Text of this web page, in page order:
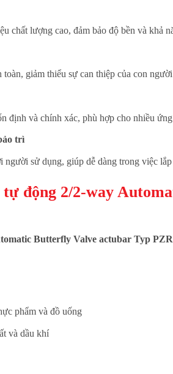
chất lượng cao, đảm bảo độ bền và khả
toàn, giảm thiểu sự can thiệp của con
định và chính xác, phù hợp cho nhiều
trì
người sử dụng, giúp dễ dàng trong việc
tự động 2/2-way
Butterfly Valve actubar Typ PZR
phẩm và đồ uống
và dầu khí